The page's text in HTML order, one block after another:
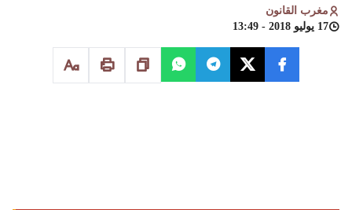
مغرب القانون
17 يوليو 2018 - 13:49